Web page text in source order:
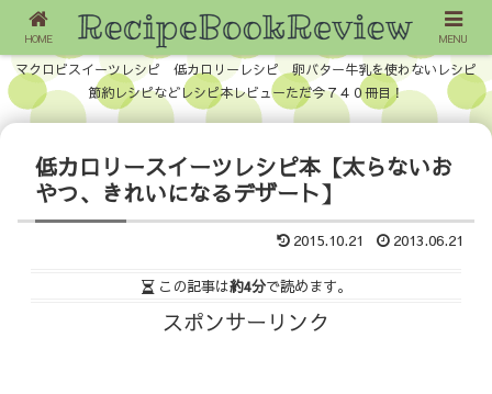
マクロビスイーツレシピ 低カロリーレシピ 卵バター牛乳を使わないレシピ
節約レシピなどレシピ本レビューただ今７４０冊目！
低カロリースイーツレシピ本【太らないお
やつ、きれいになるデザート】
2015.10.21 2013.06.21
この記事は約4分で読めます。
スポンサーリンク
HOME MENU